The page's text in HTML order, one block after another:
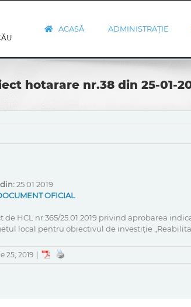
ACASĂ ADMINISTRAȚIE
hotarare nr.38 din 25-01-
din:25 01 2019
OFICIAL
de HCL nr.365/25.01.2019 privind aprobarea
local pentru obiectivul de investiție
25, 2019